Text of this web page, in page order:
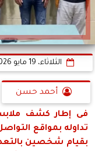
الثلاثاء، 19 مايو 2026
أحمد حسن
فى إطار كشف
تداوله بمواقع
بقيام شخصين